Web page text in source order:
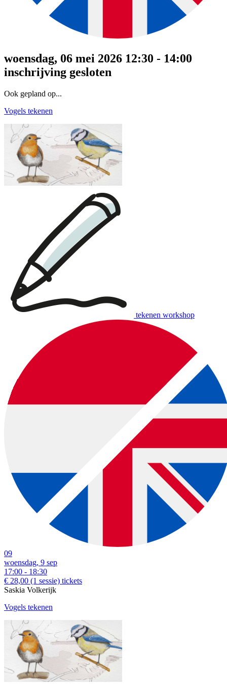
woensdag, 06 mei 2026 12:30 - 14:00
inschrijving gesloten
Ook gepland op...
Vogels tekenen
tekenen workshop
09
woensdag, 9 sep
17:00 - 18:30
€ 28,00 (1 sessie) tickets
Saskia Volkerijk
Vogels tekenen